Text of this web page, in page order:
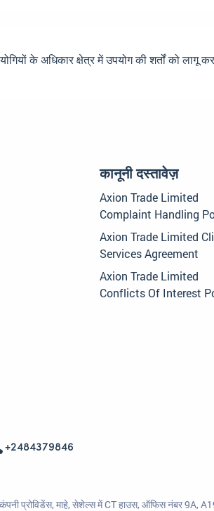
के अधिकार क्षेत्र में उपयोग की शर्तों को लागू
कानूनी दस्तावेज़
Axion Trade Limited
Complaint Handling
Axion Trade Limited
Services Agreement
Axion Trade Limited
Conflicts Of Interest
+2484379846
प्रोविडेंस, माहे, सेशेल्स में CT हाउस, ऑफिस नंबर 9A,